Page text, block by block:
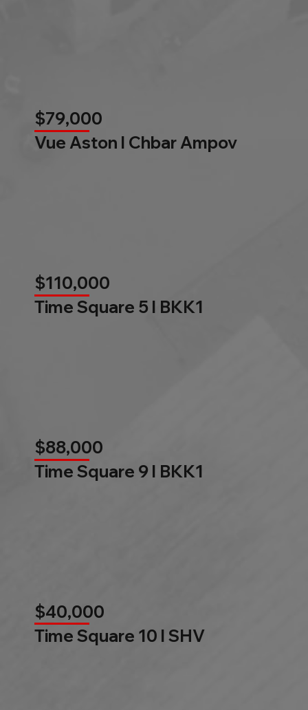
$79,000
Vue Aston l Chbar Ampov
$110,000
Time Square 5 l BKK1
$88,000
Time Square 9 l BKK1
$40,000
Time Square 10 l SHV